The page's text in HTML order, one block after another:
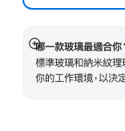
哪一款玻璃最適合你
標準玻璃和納米紋理
你的工作環境，以決
顯
示
更